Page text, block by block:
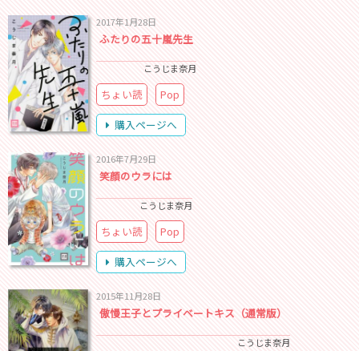
2017年1月28日
ふたりの五十嵐先生
こうじま奈月
ちょい読
Pop
購入ページへ
2016年7月29日
笑顔のウラには
こうじま奈月
ちょい読
Pop
購入ページへ
2015年11月28日
傲慢王子とプライベートキス（通常版）
こうじま奈月